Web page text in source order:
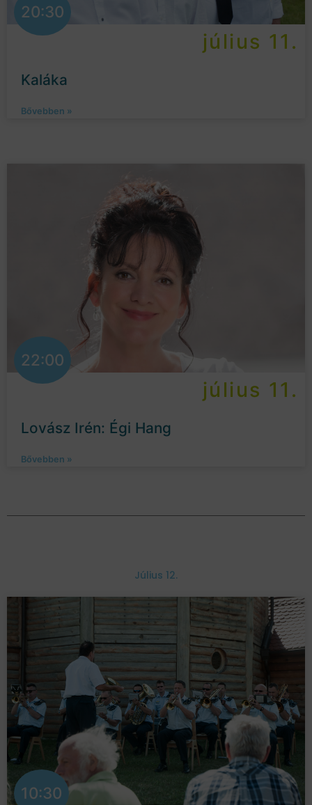
20:30
július 11.
Kaláka
Bővebben »
22:00
július 11.
Lovász Irén: Égi Hang
Bővebben »
Július 12.
10:30